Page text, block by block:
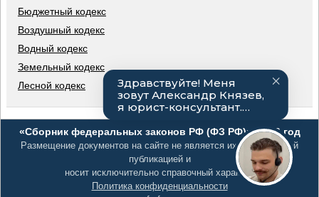
Бюджетный кодекс
Воздушный кодекс
Водный кодекс
Земельный кодекс
Лесной кодекс
«Сборник федеральных законов РФ (ФЗ РФ)», 2026 год
Размещение документов на сайте не является их официальной
публикацией и
носит исключительно справочный характер
Политика конфиденциальности